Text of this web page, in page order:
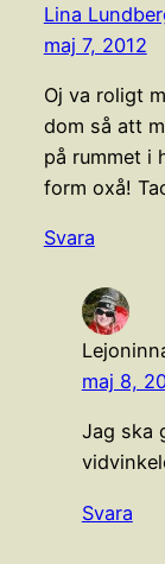
Lina
maj 7, 2012
Oj va roligt
dom så att
på rummet i
form oxå!
Svara
maj 8,
Jag ska
Svara